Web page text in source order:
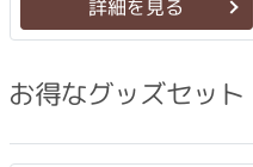
詳細を見る
お得なグッズセット